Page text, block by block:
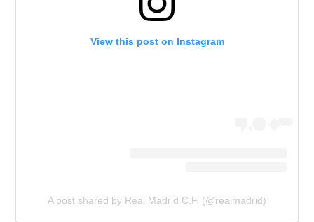
View this post on Instagram
A post shared by Real Madrid C.F. (@realmadrid)